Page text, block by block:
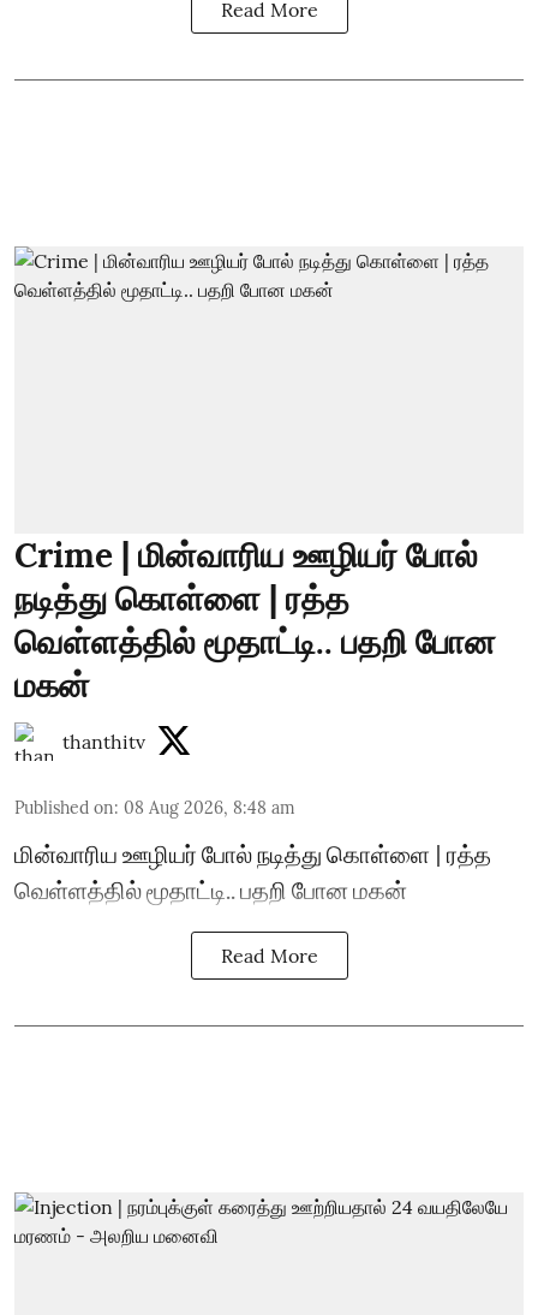
Read More
Crime | மின்வாரிய ஊழியர் போல்
நடித்து கொள்ளை | ரத்த
வெள்ளத்தில் மூதாட்டி.. பதறி போன
மகன்
thanthitv
Published on: 08 Aug 2026, 8:48 am
மின்வாரிய ஊழியர் போல் நடித்து கொள்ளை | ரத்த
வெள்ளத்தில் மூதாட்டி.. பதறி போன மகன்
Read More